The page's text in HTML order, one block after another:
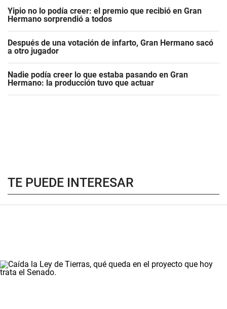
Yipio no lo podía creer: el premio que recibió en Gran
Hermano sorprendió a todos
Después de una votación de infarto, Gran Hermano sacó
a otro jugador
Nadie podía creer lo que estaba pasando en Gran
Hermano: la producción tuvo que actuar
TE PUEDE INTERESAR